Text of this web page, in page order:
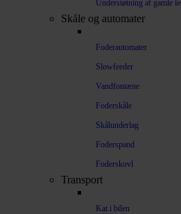
Understøtning af gamle
Skåle og automater
Foderautomater
Slowfeeder
Vandfontæne
Foderskåle
Skålunderlag
Foderspand
Foderskovl
Transport
Kat i bilen